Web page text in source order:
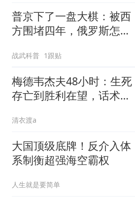
普京下了一盘大棋：被西
方围堵四年，俄罗斯怎么
战武科普 1跟贴
梅德韦杰夫48小时：生死
存亡到胜利在望，话术变
清衣渡a
大国顶级底牌！反介入体
系制衡超强海空霸权
人生就是要简单